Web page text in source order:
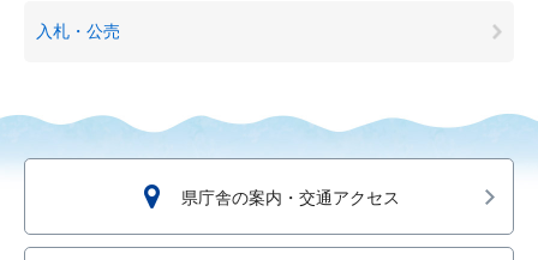
入札・公売
県庁舎の案内・交通アクセス